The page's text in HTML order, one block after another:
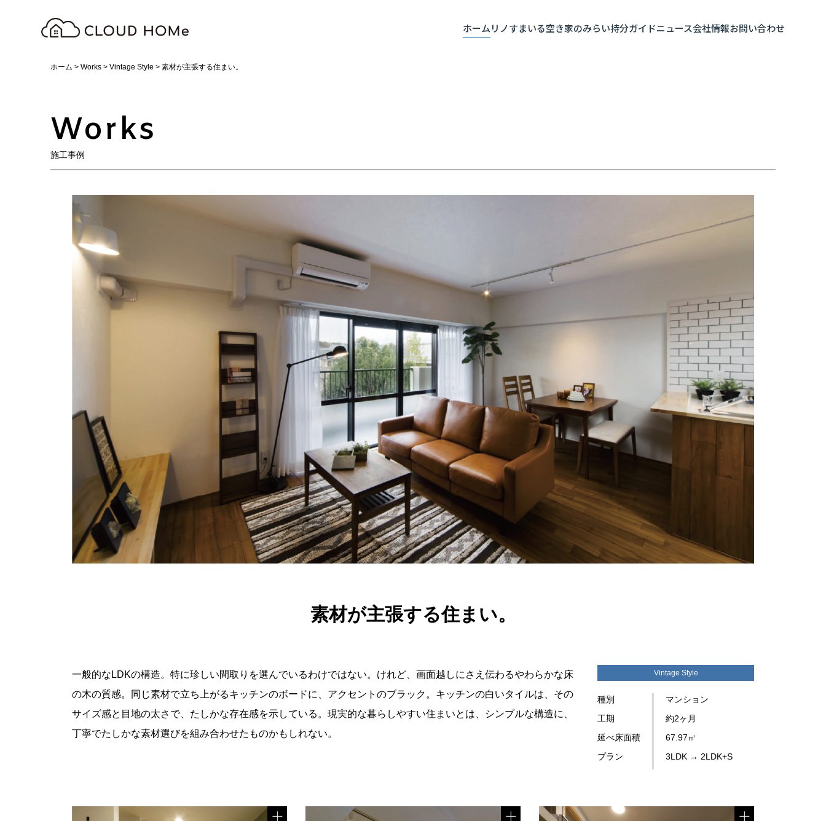
ホームリノすまいる空き家のみらい持分ガイドニュース会社情報お問い合わせ
ホーム >Works >Vintage Style >素材が主張する住まい。
Works
施工事例
素材が主張する住まい。
一般的なLDKの構造。特に珍しい間取りを選んでいるわけではない。けれど、画面越しにさえ伝わるやわらかな床
の木の質感。同じ素材で立ち上がるキッチンのボードに、アクセントのブラック。キッチンの白いタイルは、その
サイズ感と目地の太さで、たしかな存在感を示している。現実的な暮らしやすい住まいとは、シンプルな構造に、
丁寧でたしかな素材選びを組み合わせたものかもしれない。
Vintage Style
種別
マンション
工期
約2ヶ月
延べ床面積
67.97㎡
プラン
3LDK → 2LDK+S